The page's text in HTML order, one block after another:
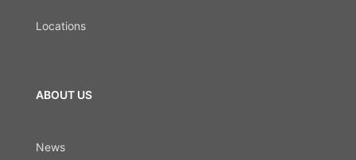
Locations
ABOUT US
News